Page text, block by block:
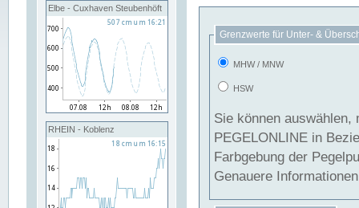
Elbe - Cuxhaven Steubenhöft
RHEIN - Koblenz
Grenzwerte für Unter- &
MHW / MNW
HSW
Sie können
PEGELONLINE in Beziehung
Farbgebung der
Genauere